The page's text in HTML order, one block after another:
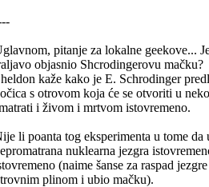
pitanje za lokalne geekove...
objasnio Shcrodingerovu mačku?
kaže kako je E. Schrodinger
s otrovom koja će se otvoriti u
i živom i mrtvom istovremeno.
li poanta tog eksperimenta u tome
nuklearna jezgra
(naime šanse za raspad
plinom i ubio mačku).